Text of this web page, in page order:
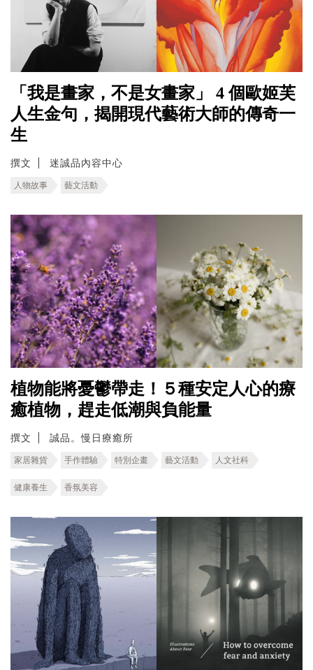
「我是畫家，不是女畫家」 4 個歐姬芙
人生金句，揭開現代藝術大師的傳奇一
生
撰文 迷誠品內容中心
人物故事 藝文活動
植物能將憂鬱帶走！５種安定人心的療
癒植物，趕走低潮與負能量
撰文 誠品。慢日療癒所
家居雜貨 手作體驗 特別企畫 藝文活動 人文社科
健康養生 香氛美容